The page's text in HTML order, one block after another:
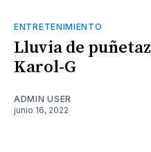
ENTRETENIMIENTO
Lluvia de
Karol-G
ADMIN USER
junio 16, 2022